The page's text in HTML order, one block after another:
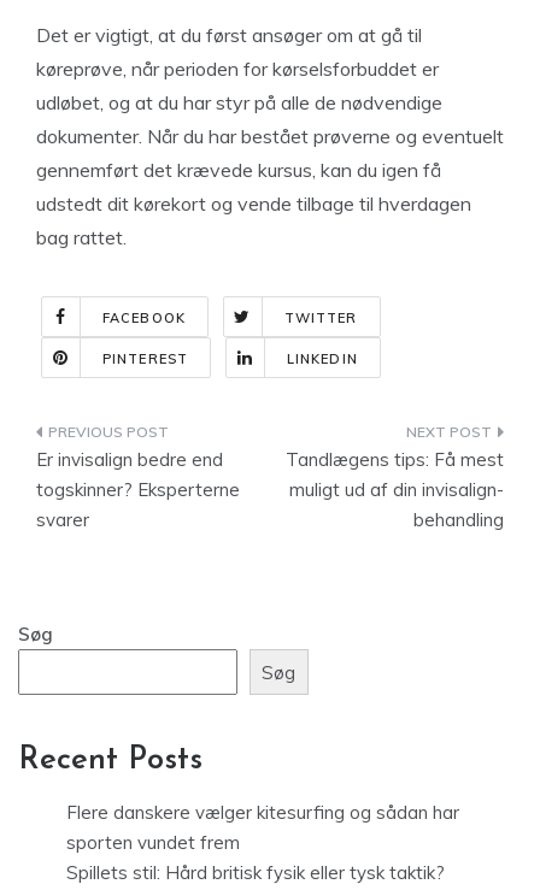
Det er vigtigt, at du først ansøger om at gå til
køreprøve, når perioden for kørselsforbuddet er
udløbet, og at du har styr på alle de nødvendige
dokumenter. Når du har bestået prøverne og eventuelt
gennemført det krævede kursus, kan du igen få
udstedt dit kørekort og vende tilbage til hverdagen
bag rattet.
FACEBOOK TWITTER
PINTEREST LINKEDIN
Indlægsnavigation
Er invisalign bedre end
togskinner? Eksperterne
svarer
Tandlægens tips: Få mest
muligt ud af din invisalign-
behandling
Søg
Søg
Recent Posts
Flere danskere vælger kitesurfing og sådan har
sporten vundet frem
Spillets stil: Hård britisk fysik eller tysk taktik?